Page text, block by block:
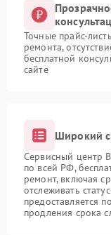
Точные прайс-
ремонта,
бесплатной
сайте
Широкий
Сервисный центр
по всей РФ,
ремонт, включая
отслеживать
предоставляется
продления срока